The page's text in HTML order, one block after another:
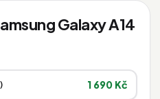
Galaxy A14
1 690 Kč